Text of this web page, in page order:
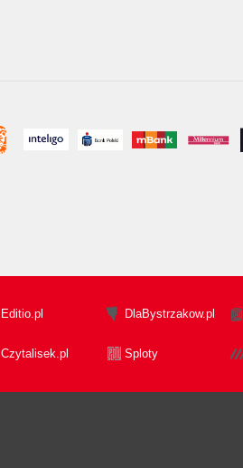
Editio.pl DlaBystrzakow.pl
Czytalisek.pl Sploty